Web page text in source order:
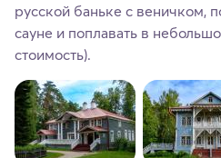
русской баньке с веничком,
сауне и поплавать в
стоимость).